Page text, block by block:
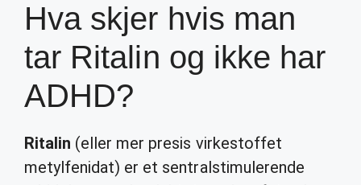
Hva skjer hvis man
tar Ritalin og ikke har
ADHD?
Ritalin (eller mer presis virkestoffet
metylfenidat) er et sentralstimulerende